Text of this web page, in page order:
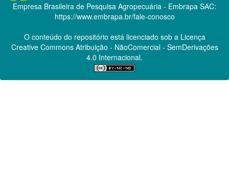
Empresa Brasileira de Pesquisa Agropecuária - Embrapa SAC:
https://www.embrapa.br/fale-conosco
O conteúdo do repositório está licenciado sob a Licença
Creative CommonsAtribuição - NãoComercial - SemDerivações
4.0 Internacional.